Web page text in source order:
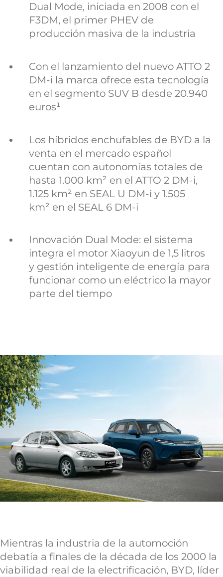
Dual Mode, iniciada en 2008 con el
F3DM, el primer PHEV de
producción masiva de la industria
Con el lanzamiento del nuevo ATTO 2
DM-i la marca ofrece esta tecnología
en el segmento SUV B desde 20.940
euros¹
Los híbridos enchufables de BYD a la
venta en el mercado español
cuentan con autonomías totales de
hasta 1.000 km² en el ATTO 2 DM-i,
1.125 km² en SEAL U DM-i y 1.505
km² en el SEAL 6 DM-i
Innovación Dual Mode: el sistema
integra el motor Xiaoyun de 1,5 litros
y gestión inteligente de energía para
funcionar como un eléctrico la mayor
parte del tiempo
Mientras la industria de la automoción
debatía a finales de la década de los 2000 la
viabilidad real de la electrificación, BYD, líder